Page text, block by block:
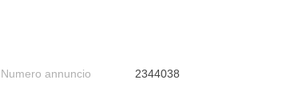
Numero annuncio 2344038